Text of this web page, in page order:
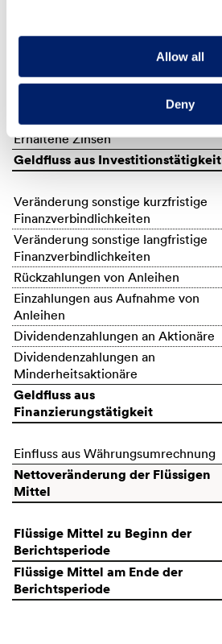
Allow all
Deny
Erwerb von Minderheitsanteilen
Verkauf von vollkonsolidierten
Beteiligungen/Betrieben
Veränderung Aktivdarlehen
Erhaltene Zinsen
Geldfluss aus Investitionstätigkeit
Veränderung sonstige kurzfristige
Finanzverbindlichkeiten
Veränderung sonstige langfristige
Finanzverbindlichkeiten
Rückzahlungen von Anleihen
Einzahlungen aus Aufnahme von
Anleihen
Dividendenzahlungen an Aktionäre
Dividendenzahlungen an
Minderheitsaktionäre
Geldfluss aus
Finanzierungstätigkeit
Einfluss aus Währungsumrechnung
Nettoveränderung der Flüssigen
Mittel
Flüssige Mittel zu Beginn der
Berichtsperiode
Flüssige Mittel am Ende der
Berichtsperiode